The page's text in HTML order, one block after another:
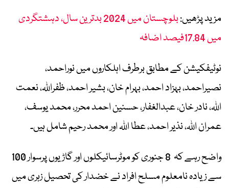
مزید پڑھیں:
بلوچستان میں 2024 بدترین سال، دہشتگردی
میں 17.84فیصد اضافہ
نوٹیفکیشن کے مطابق برطرف اہلکاروں میں نوراحمد،
نصیراحمد، بہزاد احمد، بہرام خان، بشیر احمد، ظفراللہ، نعمت
اللہ، نادر خان، عبدالغفار، حسنین احمد محرر، محمد یوسف،
عمران اللہ، نذیر احمد، عطا اللہ اور محمد رحیم شامل ہیں۔
واضح رہے کہ 8 جنوری کو موٹرسائیکلوں اور گاڑیوں پرسوار 100
سے زیادہ نامعلوم مسلح افراد نے خضدار کی تحصیل زہری میں